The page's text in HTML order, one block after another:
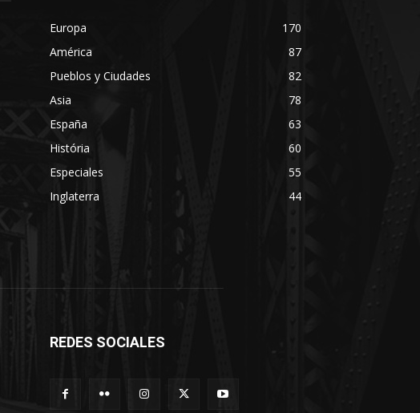
Europa
170
América
87
Pueblos y Ciudades
82
Asia
78
España
63
História
60
Especiales
55
Inglaterra
44
REDES SOCIALES